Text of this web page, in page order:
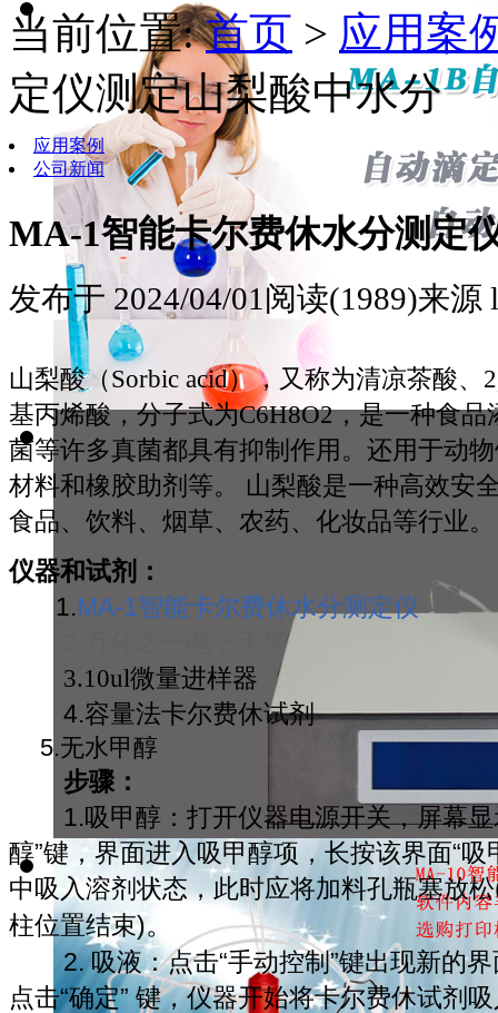
当前位置:首页 > 应用案
定仪测定山梨酸中水分
应用案例
公司新闻
MA-1智能卡尔费休水分测定
发布于 2024/04/01 阅读(1989)来源
山梨酸（Sorbic acid），又称为清凉茶酸、
基丙烯酸，分子式为C6H8O2，是一种食
菌等许多真菌都具有抑制作用。还用于动
材料和橡胶助剂等。 山梨酸是一种高效安
食品、饮料、烟草、农药、化妆品等行业。
仪器和试剂：
1.MA-1智能卡尔费休水分测定仪
2.万分之一电子天平
3.10ul微量进样器
4.容量法卡尔费休试剂
5.无水甲醇
步骤：
1.吸甲醇：打开仪器电源开关，屏幕
醇”键，界面进入吸甲醇项，长按该界面“
中吸入溶剂状态，此时应将加料孔瓶塞放
柱位置结束)。
2. 吸液：点击“手动控制”键出现新的
点击“确定” 键，仪器开始将卡尔费休试剂